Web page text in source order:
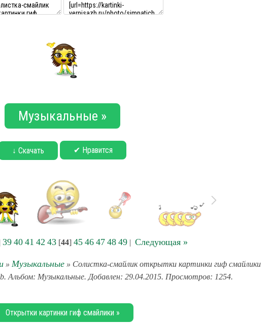
Музыкальные »
↓ Скачать ✔ Нравится
39 40 41 42 43[44] 45 46 47 48 49| Следующая »
» Музыкальные» Солистка-смайлик открытки картинки гиф смайлики
Альбом: Музыкальные. Добавлен: 29.04.2015. Просмотров: 1254.
Открытки картинки гиф смайлики »